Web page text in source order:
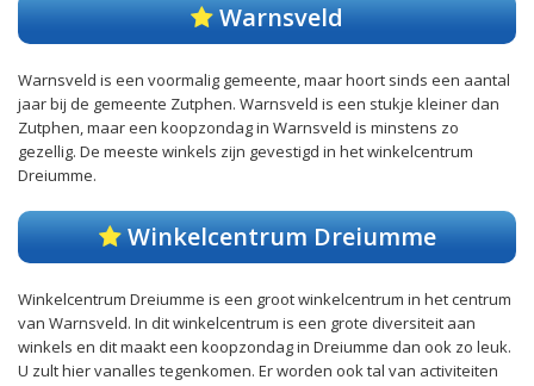
Warnsveld
Warnsveld is een voormalig gemeente, maar hoort sinds een aantal
jaar bij de gemeente Zutphen. Warnsveld is een stukje kleiner dan
Zutphen, maar een koopzondag in Warnsveld is minstens zo
gezellig. De meeste winkels zijn gevestigd in het winkelcentrum
Dreiumme.
Winkelcentrum Dreiumme
Winkelcentrum Dreiumme is een groot winkelcentrum in het centrum
van Warnsveld. In dit winkelcentrum is een grote diversiteit aan
winkels en dit maakt een koopzondag in Dreiumme dan ook zo leuk.
U zult hier vanalles tegenkomen. Er worden ook tal van activiteiten